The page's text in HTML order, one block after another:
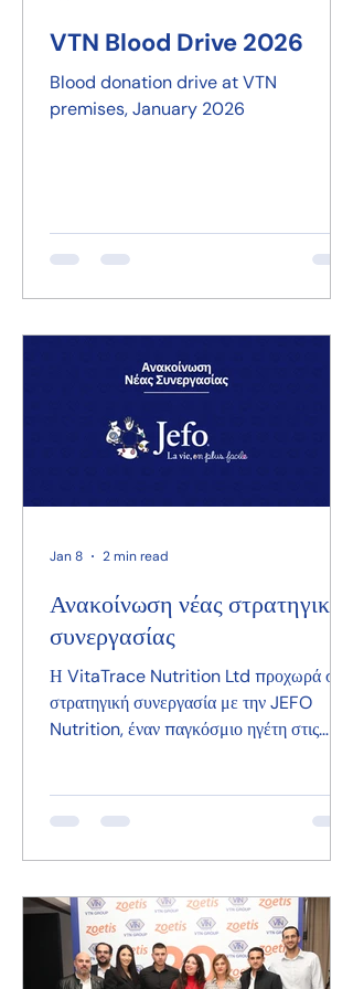
VTN Blood Drive 2026
Blood donation drive at VTN
premises, January 2026
Ανακοίνωση νέας στρατηγικής
συνεργασίας
Η VitaTrace Nutrition Ltd προχωρά σε
στρατηγική συνεργασία με την JEFO
Nutrition, έναν παγκόσμιο ηγέτη στις
Jan 8 2 min read